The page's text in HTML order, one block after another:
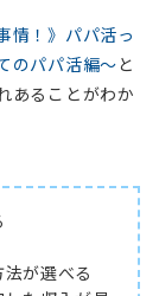
情！》パパ活っ
のパパ活編～と
あることがわか
が選べる